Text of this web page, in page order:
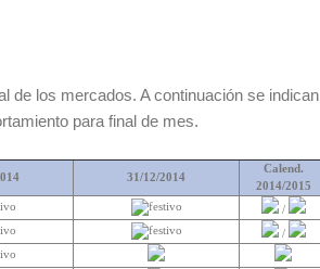
de los mercados. A continuación se indican
para final de mes.
31/12/2014
Calend.
2014/2015
/
/